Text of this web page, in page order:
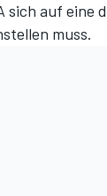
sich auf
muss.